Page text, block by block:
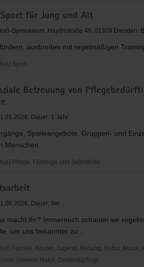
für Jung und Alt
Gymnasium, Haydnstraße 49, 01309 Dresden,
ausbreiten mit regelmäßigen
Sport
Betreuung von
Dauer: 1 Jahr
Spieleangebote, Gruppen- und
Menschen
Pflege, Fürsorge und Selbsthilfe
Dauer: frei
macht ihr? Immernoch schauen wir
um uns bekannter zu...
Familie, Kinder, Jugend, Bildung, Kultur, Musik,
Umwelt, Natur, Denkmalpflege